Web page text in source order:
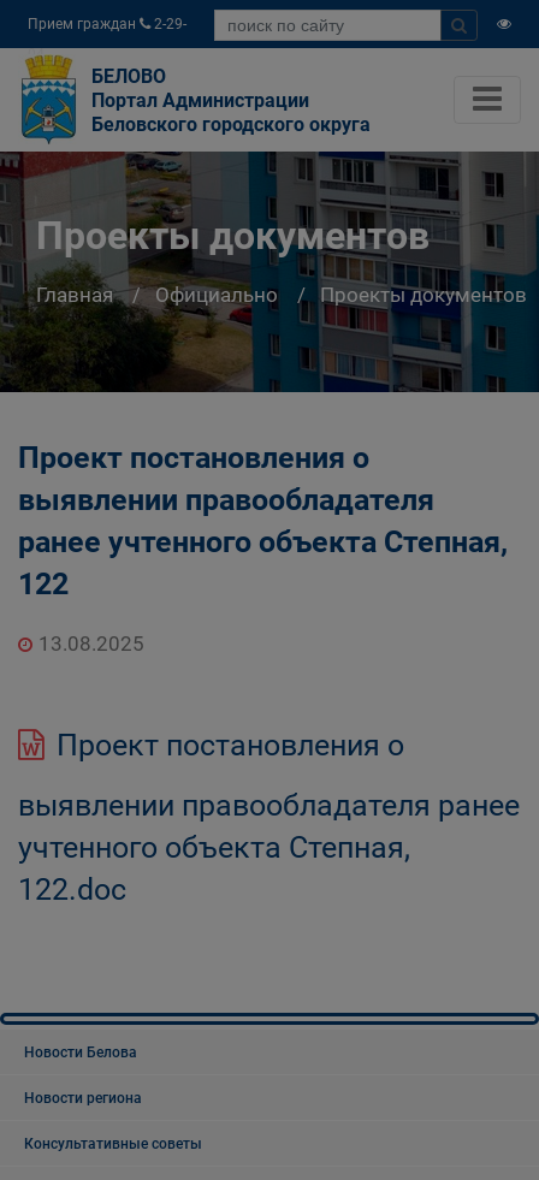
Прием граждан
2-29-
04
БЕЛОВО
Портал Администрации
Беловского городского округа
Проекты документов
Главная Официально Проекты документов
Проект постановления о
выявлении правообладателя
ранее учтенного объекта Степная,
122
13.08.2025
Проект постановления о
выявлении правообладателя ранее
учтенного объекта Степная,
122.doc
Новости Белова
Новости региона
Консультативные советы